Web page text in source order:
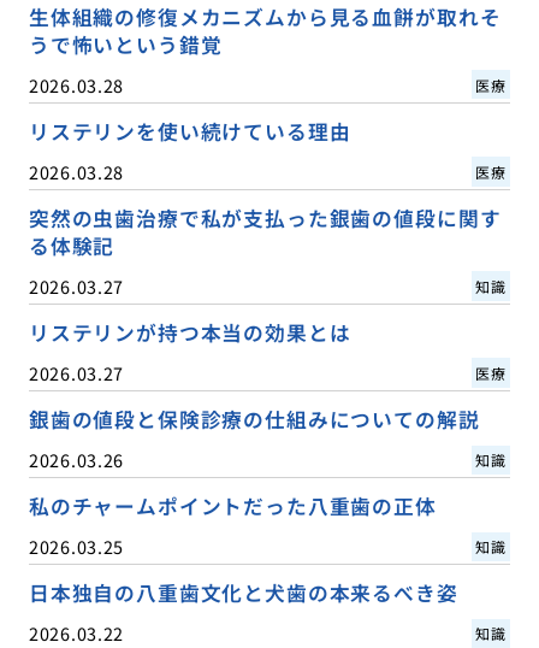
生体組織の修復メカニズムから見る血餅が取れそ
うで怖いという錯覚
2026.03.28 医療
リステリンを使い続けている理由
2026.03.28 医療
突然の虫歯治療で私が支払った銀歯の値段に関す
る体験記
2026.03.27 知識
リステリンが持つ本当の効果とは
2026.03.27 医療
銀歯の値段と保険診療の仕組みについての解説
2026.03.26 知識
私のチャームポイントだった八重歯の正体
2026.03.25 知識
日本独自の八重歯文化と犬歯の本来るべき姿
2026.03.22 知識